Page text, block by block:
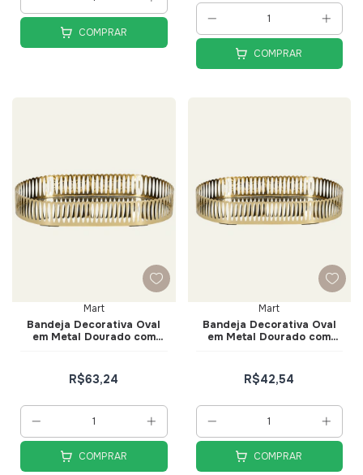
COMPRAR
COMPRAR
Mart
Bandeja Decorativa Oval
em Metal Dourado com
R$63,24
COMPRAR
Mart
Bandeja Decorativa Oval
em Metal Dourado com
R$42,54
COMPRAR